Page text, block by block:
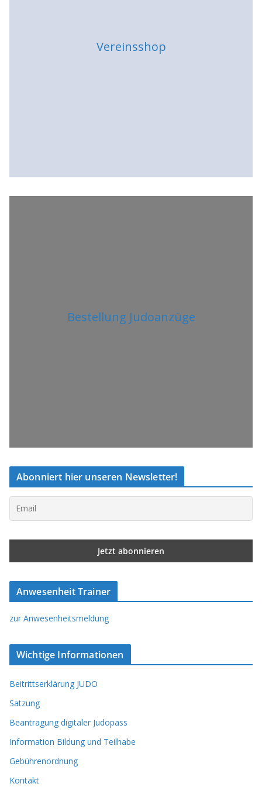
Vereinsshop
Bestellung Judoanzüge
Abonniert hier unseren Newsletter!
Anwesenheit Trainer
zur Anwesenheitsmeldung
Wichtige Informationen
Beitrittserklärung JUDO
Satzung
Beantragung digitaler Judopass
Information Bildung und Teilhabe
Gebührenordnung
Kontakt